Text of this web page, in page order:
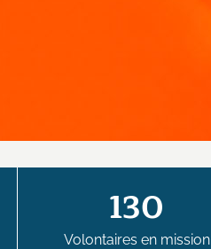
130
Volontaires en mission